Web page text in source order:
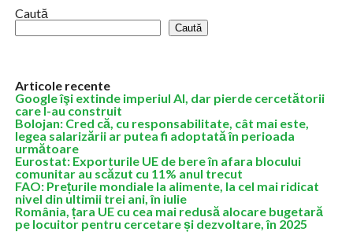
Caută
Caută
Articole recente
Google îşi extinde imperiul AI, dar pierde cercetătorii
care l-au construit
Bolojan: Cred că, cu responsabilitate, cât mai este,
legea salarizării ar putea fi adoptată în perioada
următoare
Eurostat: Exporturile UE de bere în afara blocului
comunitar au scăzut cu 11% anul trecut
FAO: Prețurile mondiale la alimente, la cel mai ridicat
nivel din ultimii trei ani, în iulie
România, țara UE cu cea mai redusă alocare bugetară
pe locuitor pentru cercetare și dezvoltare, în 2025